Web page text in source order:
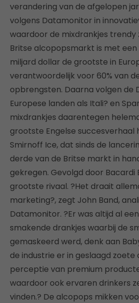
verandering van de afgelopen
volgens Datamonitor in
waardoor de mixdrankjes trendy
Britse alcopopsmarkt is met een
miljard dollar de grootste in
verantwoordelijk voor 60% van
opbrengsten. Daarna volgen de
Europese landen als Itali? en
mixdrankjes daarentegen
grootste Engelse succesverhaal
Smirnoff Ice, dat sinds de
derde van de Britse markt in
gekregen. Gevolgd door Bacardi
grootste rivaal. ?Het draait
marketing?, zegt John Band,
Datamonitor. ?Er was altijd al
smakende drankjes waarbij de
gemaskeerd werd, denk aan
de industrie er in geslaagd zoete
perceptie van premium
waardoor ook ervaren drinkers
vinden.? De alcopops mikken